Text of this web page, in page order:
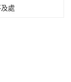
處